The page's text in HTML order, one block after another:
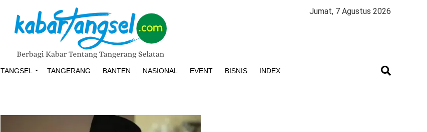
Jumat, 7 Agustus 2026
TANGSEL TANGERANG BANTEN NASIONAL EVENT BISNIS INDEX